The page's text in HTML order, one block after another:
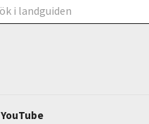
YouTube